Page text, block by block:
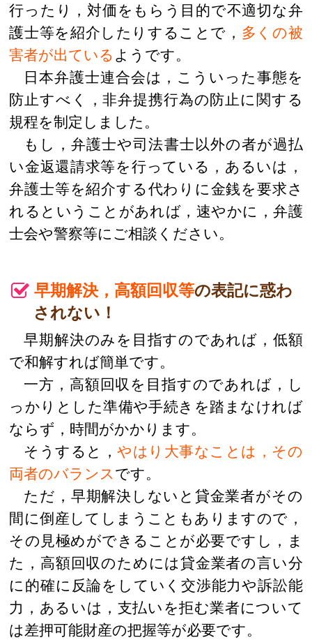
行ったり，対価をもらう目的で不適切な弁
護士等を紹介したりすることで， 多くの被
害者が出ている ようです。
日本弁護士連合会は，こういった事態を
防止すべく，非弁提携行為の防止に関する
規程を制定しました。
もし，弁護士や司法書士以外の者が過払
い金返還請求等を行っている，あるいは，
弁護士等を紹介する代わりに金銭を要求さ
れるということがあれば，速やかに，弁護
士会や警察等にご相談ください。
早期解決，高額回収等の表記に惑わ
されない！
早期解決のみを目指すのであれば，低額
で和解すれば簡単です。
一方，高額回収を目指すのであれば，し
っかりとした準備や手続きを踏まなければ
ならず，時間がかかります。
そうすると，やはり大事なことは，その
両者のバランスです。
ただ，早期解決しないと貸金業者がその
間に倒産してしまうこともありますので，
その見極めができることが必要ですし，ま
た，高額回収のためには貸金業者の言い分
に的確に反論をしていく交渉能力や訴訟能
力，あるいは，支払いを拒む業者について
は差押可能財産の把握等が必要です。